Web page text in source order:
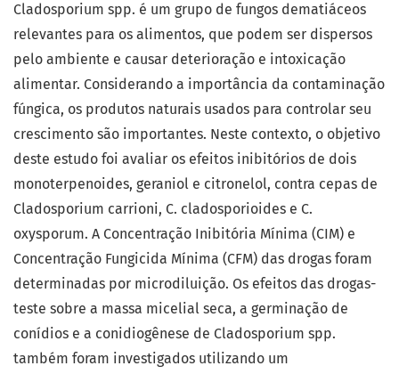
Cladosporium spp. é um grupo de fungos dematiáceos
relevantes para os alimentos, que podem ser dispersos
pelo ambiente e causar deterioração e intoxicação
alimentar. Considerando a importância da contaminação
fúngica, os produtos naturais usados para controlar seu
crescimento são importantes. Neste contexto, o objetivo
deste estudo foi avaliar os efeitos inibitórios de dois
monoterpenoides, geraniol e citronelol, contra cepas de
Cladosporium carrioni, C. cladosporioides e C.
oxysporum. A Concentração Inibitória Mínima (CIM) e
Concentração Fungicida Mínima (CFM) das drogas foram
determinadas por microdiluição. Os efeitos das drogas-
teste sobre a massa micelial seca, a germinação de
conídios e a conidiogênese de Cladosporium spp.
também foram investigados utilizando um